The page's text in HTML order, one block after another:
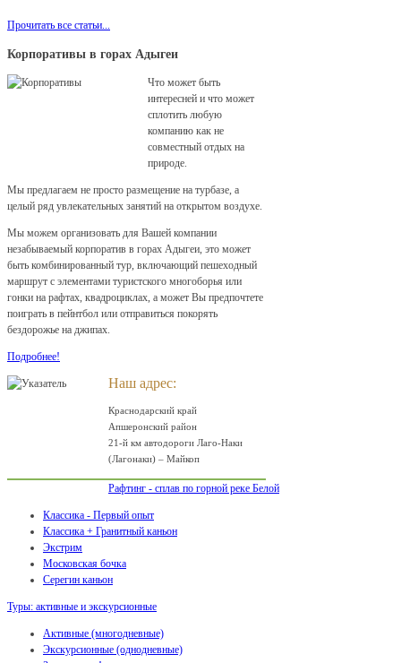
Прочитать все статьи...
Корпоративы в горах Адыгеи
Что может быть
интересней и что может
сплотить любую
компанию как не
совместный отдых на
природе.
Мы предлагаем не просто размещение на турбазе, а
целый ряд увлекательных занятий на открытом воздухе.
Мы можем организовать для Вашей компании
незабываемый корпоратив в горах Адыгеи, это может
быть комбинированный тур, включающий пешеходный
маршрут с элементами туристского многоборья или
гонки на рафтах, квадроциклах, а может Вы предпочтете
поиграть в пейнтбол или отправиться покорять
бездорожье на джипах.
Подробнее!
Наш адрес:
Краснодарский край
Апшеронский район
21-й км автодороги Лаго-Наки
(Лагонаки) – Майкоп
Рафтинг - сплав по горной реке Белой
Классика - Первый опыт
Классика + Гранитный каньон
Экстрим
Московская бочка
Серегин каньон
Туры: активные и экскурсионные
Активные (многодневные)
Экскурсионные (однодневные)